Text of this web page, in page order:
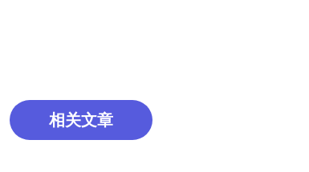
相关文章